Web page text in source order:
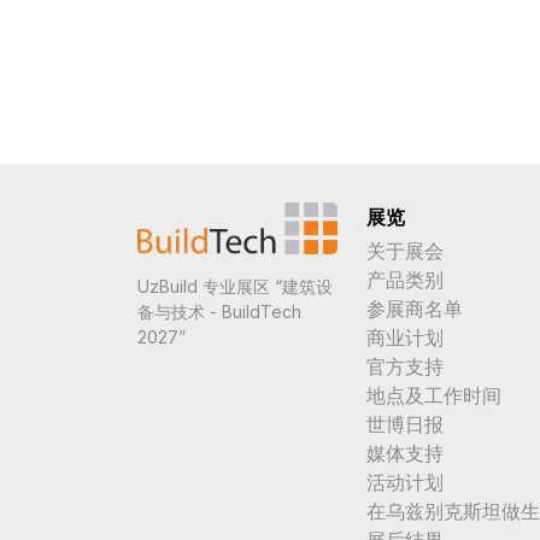
UzBuild 专业展区 “建筑设
备与技术 - BuildTech
2027”
展览
关于展会
产品类别
参展商名单
商业计划
官方支持
地点及工作时间
世博日报
媒体支持
活动计划
在乌兹别克斯坦做